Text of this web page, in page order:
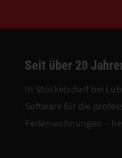
Seit über 20
In Stockelsdorf bei
Software für die
Ferienwohnungen –